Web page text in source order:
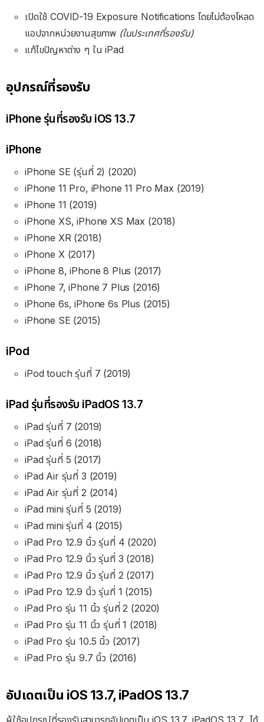
เปิดใช้ COVID-19 Exposure Notifications โดยไม่ต้องโหลด
แอปจากหน่วยงานสุขภาพ (ในประเทศที่รองรับ)
แก้ไขปัญหาต่าง ๆ ใน iPad
อุปกรณ์ที่รองรับ
iPhone รุ่นที่รองรับ iOS 13.7
iPhone
iPhone SE (รุ่นที่ 2) (2020)
iPhone 11 Pro, iPhone 11 Pro Max (2019)
iPhone 11 (2019)
iPhone XS, iPhone XS Max (2018)
iPhone XR (2018)
iPhone X (2017)
iPhone 8, iPhone 8 Plus (2017)
iPhone 7, iPhone 7 Plus (2016)
iPhone 6s, iPhone 6s Plus (2015)
iPhone SE (2015)
iPod
iPod touch รุ่นที่ 7 (2019)
iPad รุ่นที่รองรับ iPadOS 13.7
iPad รุ่นที่ 7 (2019)
iPad รุ่นที่ 6 (2018)
iPad รุ่นที่ 5 (2017)
iPad Air รุ่นที่ 3 (2019)
iPad Air รุ่นที่ 2 (2014)
iPad miniรุ่นที่ 5 (2019)
iPad miniรุ่นที่ 4 (2015)
iPad Pro 12.9 นิ้ว รุ่นที่ 4 (2020)
iPad Pro 12.9 นิ้ว รุ่นที่ 3 (2018)
iPad Pro 12.9 นิ้ว รุ่นที่ 2 (2017)
iPad Pro 12.9 นิ้ว รุ่นที่ 1 (2015)
iPad Pro รุ่น11 นิ้ว รุ่นที่ 2 (2020)
iPad Pro รุ่น11 นิ้ว รุ่นที่ 1 (2018)
iPad Pro รุ่น10.5 นิ้ว (2017)
iPad Pro รุ่น9.7 นิ้ว (2016)
อัปเดตเป็น iOS 13.7, iPadOS 13.7